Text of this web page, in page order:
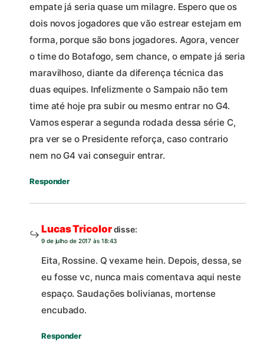
empate já seria quase um milagre. Espero que os
dois novos jogadores que vão estrear estejam em
forma, porque são bons jogadores. Agora, vencer
o time do Botafogo, sem chance, o empate já seria
maravilhoso, diante da diferença técnica das
duas equipes. Infelizmente o Sampaio não tem
time até hoje pra subir ou mesmo entrar no G4.
Vamos esperar a segunda rodada dessa série C,
pra ver se o Presidente reforça, caso contrario
nem no G4 vai conseguir entrar.
Responder
Lucas Tricolordisse:
9 de julho de 2017 às 18:43
Eita, Rossine. Q vexame hein. Depois, dessa, se
eu fosse vc, nunca mais comentava aqui neste
espaço. Saudações bolivianas, mortense
encubado.
Responder